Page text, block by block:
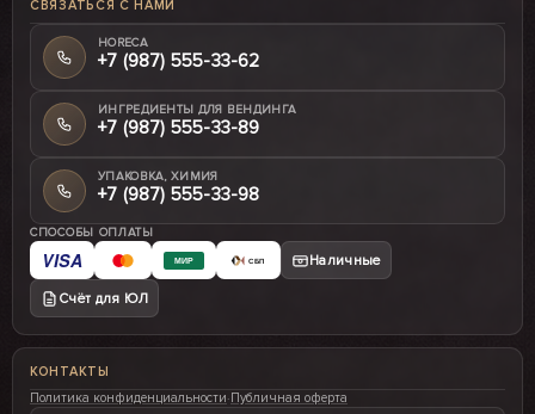
СВЯЗАТЬСЯ С НАМИ
HORECA
+7 (987) 555-33-62
ИНГРЕДИЕНТЫ ДЛЯ ВЕНДИНГА
+7 (987) 555-33-89
УПАКОВКА, ХИМИЯ
+7 (987) 555-33-98
СПОСОБЫ ОПЛАТЫ
VISA МИР СБП Наличные
Счёт для ЮЛ
КОНТАКТЫ
Политика конфиденциальности·Публичная оферта